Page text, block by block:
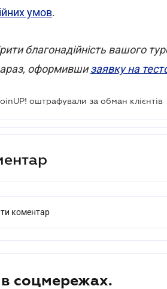
умов.
благонадійність вашого
оформившизаявку на
оштрафували за обман клієнтів
коментар
соцмережах.